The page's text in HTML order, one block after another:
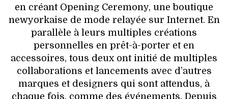
en créant Opening Ceremony, une boutique
newyorkaise de mode relayée sur Internet. En
parallèle à leurs multiples créations
personnelles en prêt-à-porter et en
accessoires, tous deux ont initié de multiples
collaborations et lancements avec d’autres
marques et designers qui sont attendus, à
chaque fois, comme des événements. Depuis